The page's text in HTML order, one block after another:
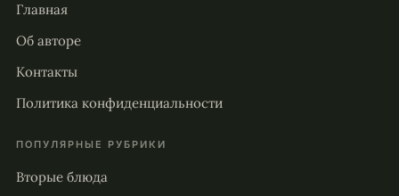
Главная
Об авторе
Контакты
Политика конфиденциальности
ПОПУЛЯРНЫЕ РУБРИКИ
Вторые блюда